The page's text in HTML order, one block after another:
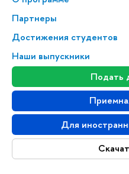
Партнеры
Достижения студентов
Наши выпускники
Подать
Для